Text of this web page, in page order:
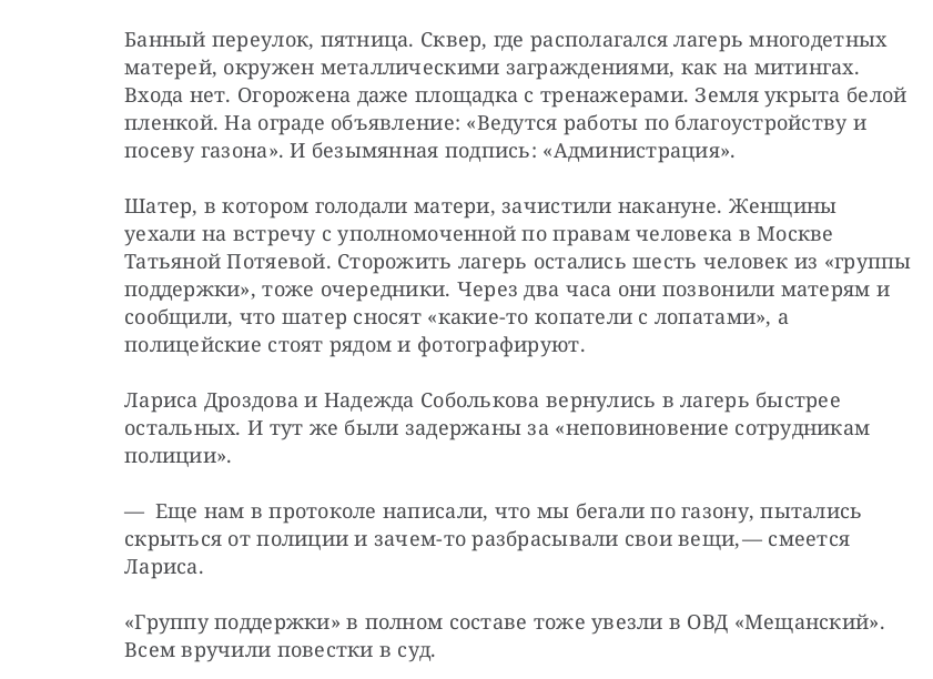
Банный переулок, пятница. Сквер, где располагался лагерь многодетных
матерей, окружен металлическими заграждениями, как на митингах.
Входа нет. Огорожена даже площадка с тренажерами. Земля укрыта белой
пленкой. На ограде объявление: «Ведутся работы по благоустройству и
посеву газона». И безымянная подпись: «Администрация».
Шатер, в котором голодали матери, зачистили накануне. Женщины
уехали на встречу с уполномоченной по правам человека в Москве
Татьяной Потяевой. Сторожить лагерь остались шесть человек из «группы
поддержки», тоже очередники. Через два часа они позвонили матерям и
сообщили, что шатер сносят «какие-то копатели с лопатами», а
полицейские стоят рядом и фотографируют.
Лариса Дроздова и Надежда Соболькова вернулись в лагерь быстрее
остальных. И тут же были задержаны за «неповиновение сотрудникам
полиции».
— Еще нам в протоколе написали, что мы бегали по газону, пытались
скрыться от полиции и зачем-то разбрасывали свои вещи, — ​смеется
Лариса.
«Группу поддержки» в полном составе тоже увезли в ОВД «Мещанский».
Всем вручили повестки в суд.